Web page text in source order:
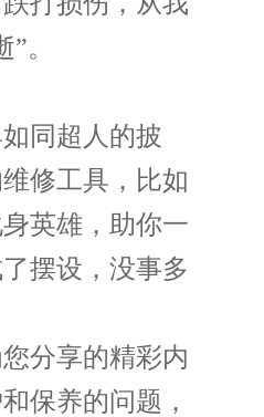
。
同超人的披
修工具，比如
英雄，助你一
摆设，没事多
分享的精彩内
保养的问题，